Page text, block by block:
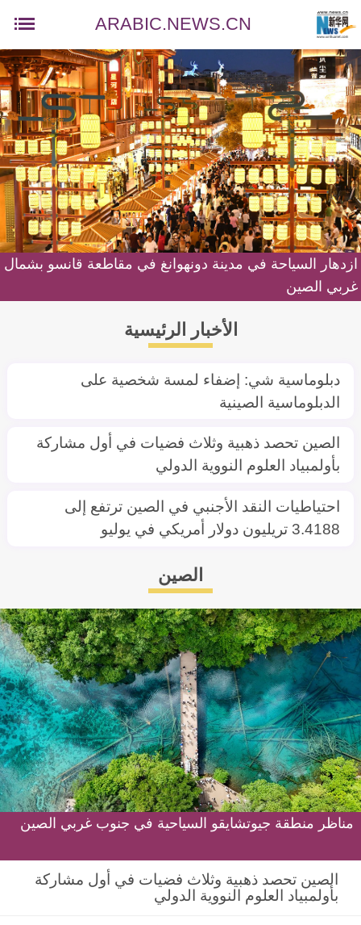
ARABIC.NEWS.CN
ازدهار السياحة في مدينة دونهوانغ في مقاطعة قانسو بشمال
غربي الصين
الأخبار الرئيسية
دبلوماسية شي: إضفاء لمسة شخصية على
الدبلوماسية الصينية
الصين تحصد ذهبية وثلاث فضيات في أول مشاركة
بأولمبياد العلوم النووية الدولي
احتياطيات النقد الأجنبي في الصين ترتفع إلى
3.4188 تريليون دولار أمريكي في يوليو
الصين
مناظر منطقة جيوتشايقو السياحية في جنوب غربي الصين
الصين تحصد ذهبية وثلاث فضيات في أول مشاركة
بأولمبياد العلوم النووية الدولي